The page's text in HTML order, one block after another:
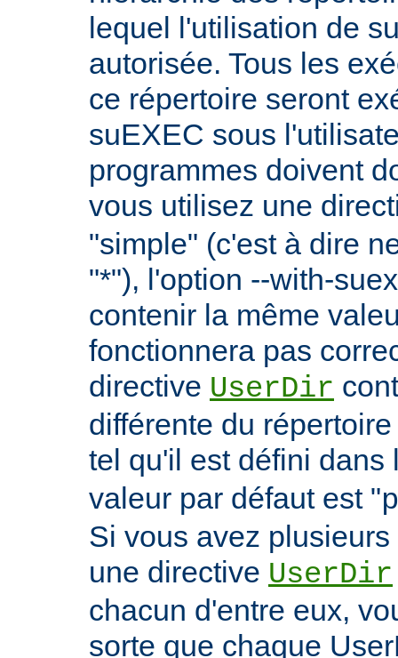
lequel l'utilisation de
autorisée. Tous les
ce répertoire seront
suEXEC sous
programmes doivent
vous utilisez une
"simple" (c'est à dire
"*"), l'option --with-
contenir la même
fonctionnera pas
directive UserDir
différente du
tel qu'il est défini
valeur par défaut est "
Si vous avez
une directive UserDir
chacun d'entre eux,
sorte que chaque